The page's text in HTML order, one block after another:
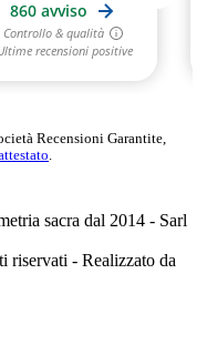
Recensioni Garantite,
.
sacra dal 2014 - Sarl
riservati - Realizzato da